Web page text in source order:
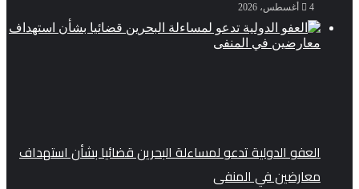
4 أغسطس، 2026
العفو الدولية تدعو لمساءلة البحرين قضائيا بشأن استهداف
معارضين في المنفى